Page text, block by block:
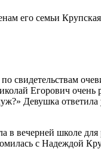
его семьи
свидетельствам
Егорович очень
Девушка ответила
вечерней школе для
с Надеждой